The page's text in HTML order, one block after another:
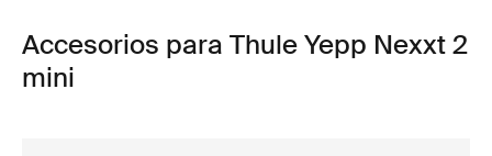
Accesorios para Thule Yepp Nexxt 2
mini